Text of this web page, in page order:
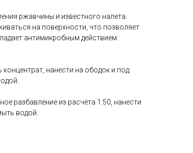
ржавчины и известного налета.
на поверхности, что позволяет
антимикробным действием.
нанести на ободок и под
разбавление из расчёта 1:50, нанести
водой.